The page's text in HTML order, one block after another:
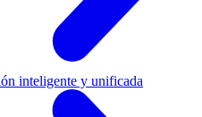
inteligente y unificada